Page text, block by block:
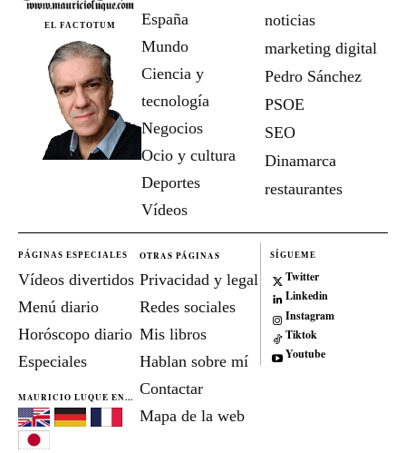
EL FACTOTUM
España
Mundo
Ciencia y
tecnología
Negocios
Ocio y cultura
Deportes
Vídeos
noticias
marketing digital
Pedro Sánchez
PSOE
SEO
Dinamarca
restaurantes
PÁGINAS ESPECIALES
Vídeos divertidos
Menú diario
Horóscopo diario
Especiales
MAURICIO LUQUE EN...
OTRAS PÁGINAS
Privacidad y legal
Redes sociales
Mis libros
Hablan sobre mí
Contactar
Mapa de la web
SÍGUEME
Twitter
Linkedin
Instagram
Tiktok
Youtube